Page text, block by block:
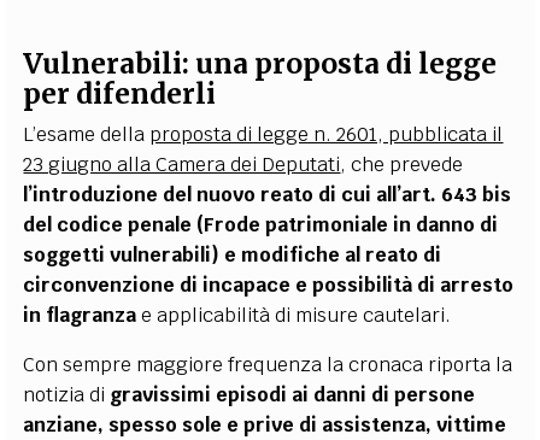
Vulnerabili: una proposta di legge
per difenderli
L’esame della proposta di legge n. 2601, pubblicata il
23 giugno alla Camera dei Deputati, che prevede
l’introduzione del nuovo reato di cui all’art. 643 bis
del codice penale (Frode patrimoniale in danno di
soggetti vulnerabili) e modifiche al reato di
circonvenzione di incapace e possibilità di arresto
in flagranzae applicabilità di misure cautelari.
Con sempre maggiore frequenza la cronaca riporta la
notizia di gravissimi episodi ai danni di persone
anziane, spesso sole e prive di assistenza, vittime